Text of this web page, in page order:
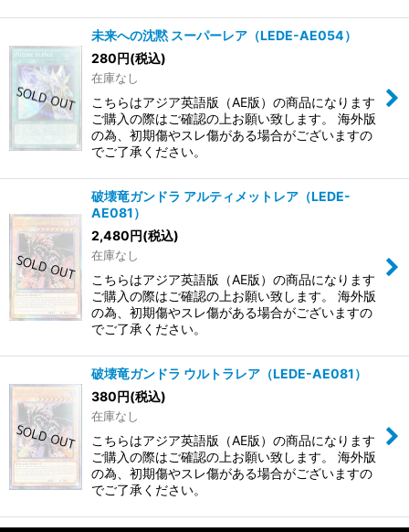
未来への沈黙 スーパーレア（LEDE-AE054）
280円(税込)
在庫なし
こちらはアジア英語版（AE版）の商品になります
ご購入の際はご確認の上お願い致します。 海外版
の為、初期傷やスレ傷がある場合がございますの
でご了承ください。
破壊竜ガンドラ アルティメットレア（LEDE-
AE081）
2,480円(税込)
在庫なし
こちらはアジア英語版（AE版）の商品になります
ご購入の際はご確認の上お願い致します。 海外版
の為、初期傷やスレ傷がある場合がございますの
でご了承ください。
破壊竜ガンドラ ウルトラレア（LEDE-AE081）
380円(税込)
在庫なし
こちらはアジア英語版（AE版）の商品になります
ご購入の際はご確認の上お願い致します。 海外版
の為、初期傷やスレ傷がある場合がございますの
でご了承ください。